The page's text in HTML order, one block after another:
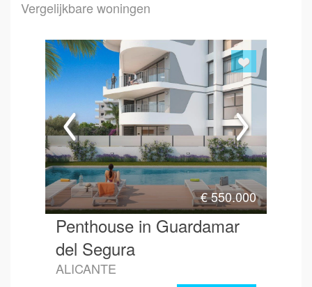
Vergelijkbare woningen
€550.000
Penthouse in Guardamar
del Segura
ALICANTE